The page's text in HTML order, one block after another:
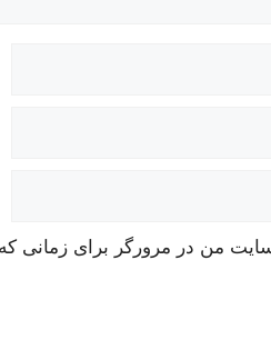
من در مرورگر برای زمانی